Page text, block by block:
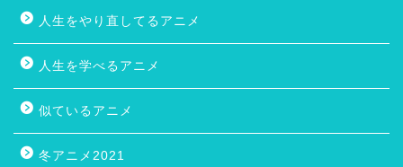
人生をやり直してるアニメ
人生を学べるアニメ
似ているアニメ
冬アニメ2021